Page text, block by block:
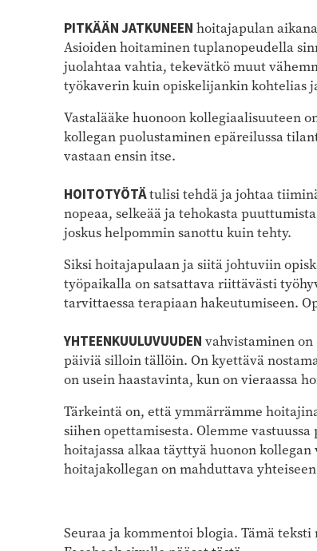
PITKÄÄN JATKUNEEN hoitajapulan
Asioiden hoitaminen tuplanopeudella
juolahtaa vahtia, tekevätkö muut
työkaverin kuin opiskelijankin kohtelias
Vastalääke huonoon kollegiaalisuuteen
kollegan puolustaminen epäreilussa
vastaan ensin itse.
HOITOTYÖTÄtulisi tehdä ja johtaa
nopeaa, selkeää ja tehokasta
joskus helpommin sanottu kuin tehty.
Siksi hoitajapulaan ja siitä johtuviin
työpaikalla on satsattava riittävästi
tarvittaessa terapiaan hakeutumiseen.
YHTEENKUULUVUUDEN vahvistaminen
päiviä silloin tällöin. On kyettävä
on usein haastavinta, kun on vieraassa
Tärkeintä on, että ymmärrämme
siihen opettamisesta. Olemme
hoitajassa alkaa täyttyä huonon
hoitajakollegan on mahduttava
Seuraa ja kommentoi blogia. Tämä